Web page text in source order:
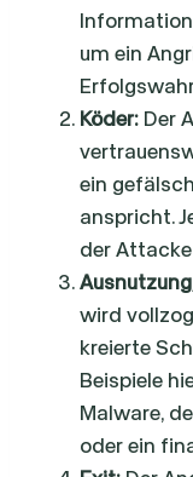
um ein
Köder: Der
ein
anspricht.
der
wird
kreierte
Beispiele
Malware,
oder ein